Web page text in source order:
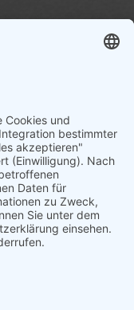
...